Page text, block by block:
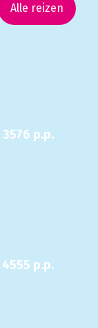
Alle reizen
3576 p.p.
4555 p.p.